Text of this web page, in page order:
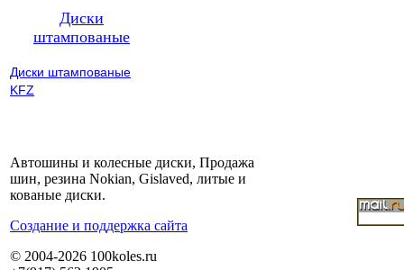
Диски
штампованые
Диски штампованые
KFZ
Автошины и колесные диски, Продажа
шин, резина Nokian, Gislaved, литые и
кованые диски.
Cоздание и поддержка сайта
© 2004-2026 100koles.ru